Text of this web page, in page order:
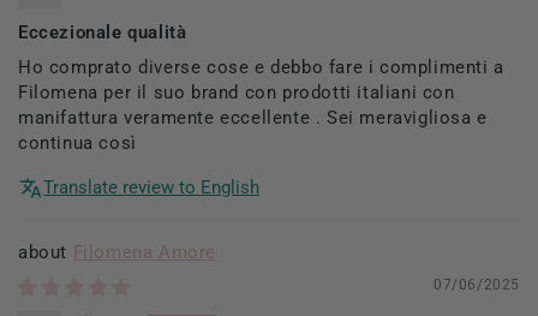
Eccezionale qualità
Ho comprato diverse cose e debbo fare i complimenti a
Filomena per il suo brand con prodotti italiani con
manifattura veramente eccellente . Sei meravigliosa e
continua così
Translate review to English
Filomena Amore
07/06/2025